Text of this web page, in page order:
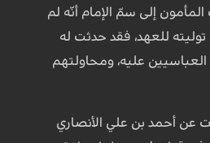
إلى سمّ الإمام أنّه لم
للعهد، فقد حدثت له
عليه، ومحاولتهم
عن أحمد بن علي الأنصاري